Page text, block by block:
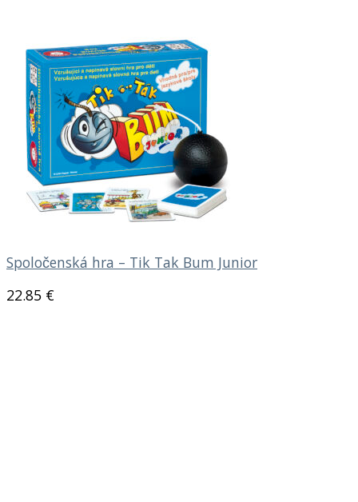
Spoločenská hra – Tik Tak Bum Junior
22.85 €